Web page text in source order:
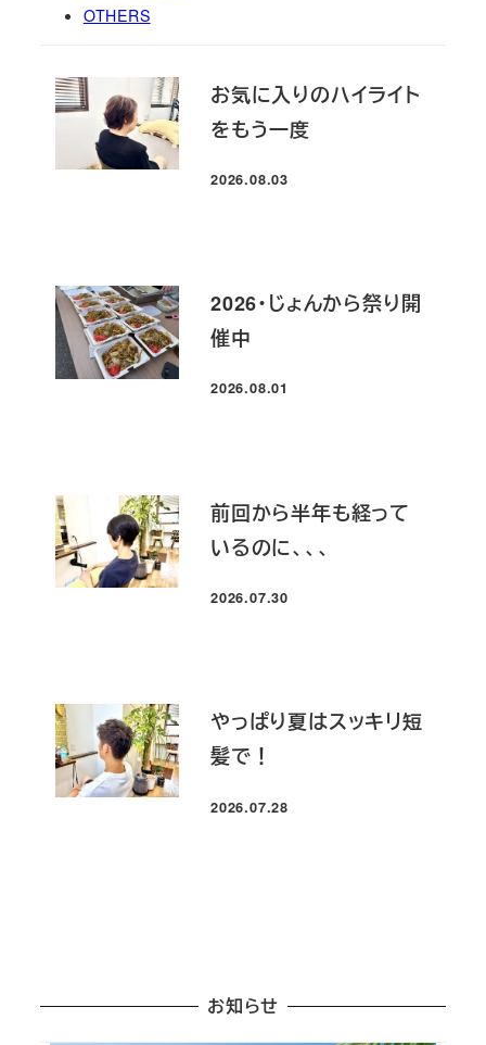
OTHERS
お気に入りのハイライト
をもう一度
投稿日
2026.08.03
2026・じょんから祭り開
催中
投稿日
2026.08.01
前回から半年も経って
いるのに、、、
投稿日
2026.07.30
やっぱり夏はスッキリ短
髪で！
投稿日
2026.07.28
お知らせ